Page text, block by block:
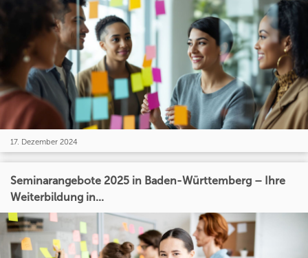
17. Dezember 2024
Seminarangebote 2025 in Baden-Württemberg – Ihre
Weiterbildung in...